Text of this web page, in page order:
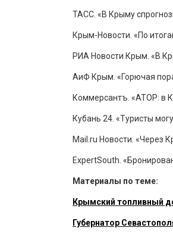
ТАСС. «В Крыму
Крым-Новости. «По
РИА Новости Крым. «В
АиФ Крым. «Горючая
Коммерсантъ. «АТОР: в
Кубань 24. «Туристы
Mail.ru Новости. «Через
ExpertSouth.
Материалы по теме:
Крымский топливный
Губернатор